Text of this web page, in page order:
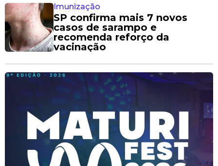
Imunização
SP confirma mais 7 novos
casos de sarampo e
recomenda reforço da
vacinação